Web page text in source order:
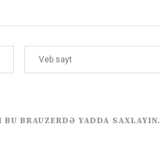
BRAUZERDƏ YADDA SAXLAYIN.